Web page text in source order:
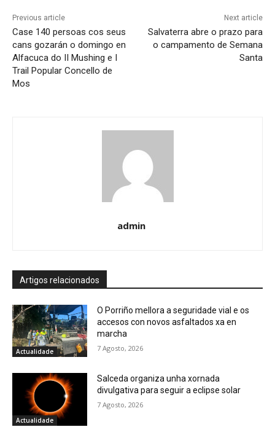
Previous article
Case 140 persoas cos seus
cans gozarán o domingo en
Alfacuca do II Mushing e I
Trail Popular Concello de
Mos
Next article
Salvaterra abre o prazo para
o campamento de Semana
Santa
admin
Artigos relacionados
Actualidade
O Porriño mellora a seguridade vial e os
accesos con novos asfaltados xa en
marcha
7 Agosto, 2026
Actualidade
Salceda organiza unha xornada
divulgativa para seguir a eclipse solar
7 Agosto, 2026